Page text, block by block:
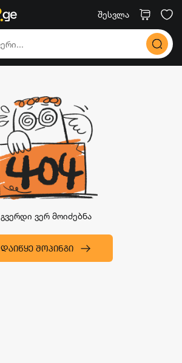
შესვლა
გვერდი ვერ მოიძებნა
ᲓᲐᲘᲬᲧᲔ ᲨᲝᲞᲘᲜᲒᲘ